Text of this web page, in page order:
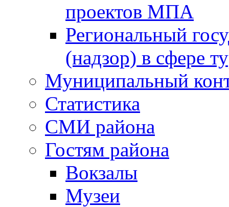
проектов МПА
Региональный
(надзор) в сфере
Муниципальный
Статистика
СМИ района
Гостям района
Вокзалы
Музеи